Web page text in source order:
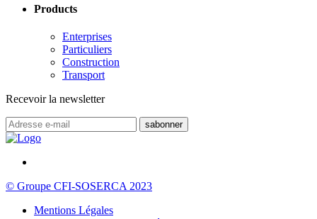
Products
Enterprises
Particuliers
Construction
Transport
Recevoir la newsletter
© Groupe CFI-SOSERCA 2023
Mentions Légales